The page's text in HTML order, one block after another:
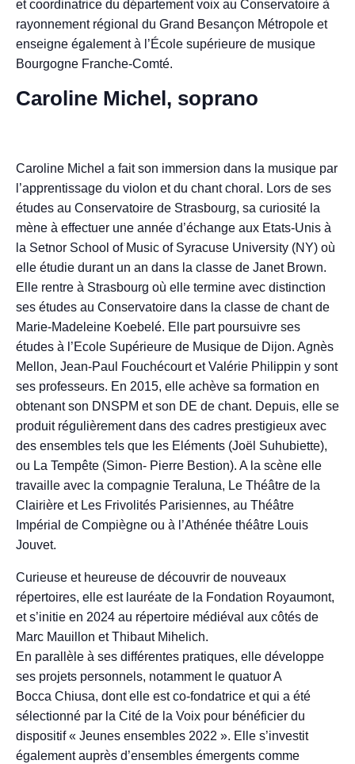
et coordinatrice du département voix au Conservatoire à
rayonnement régional du Grand Besançon Métropole et
enseigne également à l’École supérieure de musique
Bourgogne Franche-Comté.
Caroline Michel, soprano
Caroline Michel a fait son immersion dans la musique par
l’apprentissage du violon et du chant choral. Lors de ses
études au Conservatoire de Strasbourg, sa curiosité la
mène à effectuer une année d’échange aux Etats-Unis à
la Setnor School of Music of Syracuse University (NY) où
elle étudie durant un an dans la classe de Janet Brown.
Elle rentre à Strasbourg où elle termine avec distinction
ses études au Conservatoire dans la classe de chant de
Marie-Madeleine Koebelé. Elle part poursuivre ses
études à l’Ecole Supérieure de Musique de Dijon. Agnès
Mellon, Jean-Paul Fouchécourt et Valérie Philippin y sont
ses professeurs. En 2015, elle achève sa formation en
obtenant son DNSPM et son DE de chant. Depuis, elle se
produit régulièrement dans des cadres prestigieux avec
des ensembles tels que les Eléments (Joël Suhubiette),
ou La Tempête (Simon- Pierre Bestion). A la scène elle
travaille avec la compagnie Teraluna, Le Théâtre de la
Clairière et Les Frivolités Parisiennes, au Théâtre
Impérial de Compiègne ou à l’Athénée théâtre Louis
Jouvet.
Curieuse et heureuse de découvrir de nouveaux
répertoires, elle est lauréate de la Fondation Royaumont,
et s’initie en 2024 au répertoire médiéval aux côtés de
Marc Mauillon et Thibaut Mihelich.
En parallèle à ses différentes pratiques, elle développe
ses projets personnels, notamment le quatuor A
Bocca Chiusa, dont elle est co-fondatrice et qui a été
sélectionné par la Cité de la Voix pour bénéficier du
dispositif « Jeunes ensembles 2022 ». Elle s’investit
également auprès d’ensembles émergents comme